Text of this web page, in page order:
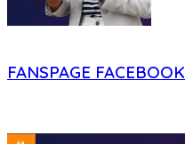
FANSPAGE FACEBOOK